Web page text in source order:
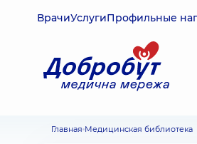
ВрачиУслугиПрофильные
Главная Медицинская библиотека